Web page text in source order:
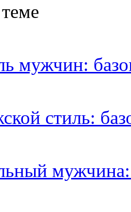
мужчин:
стиль:
мужчина: